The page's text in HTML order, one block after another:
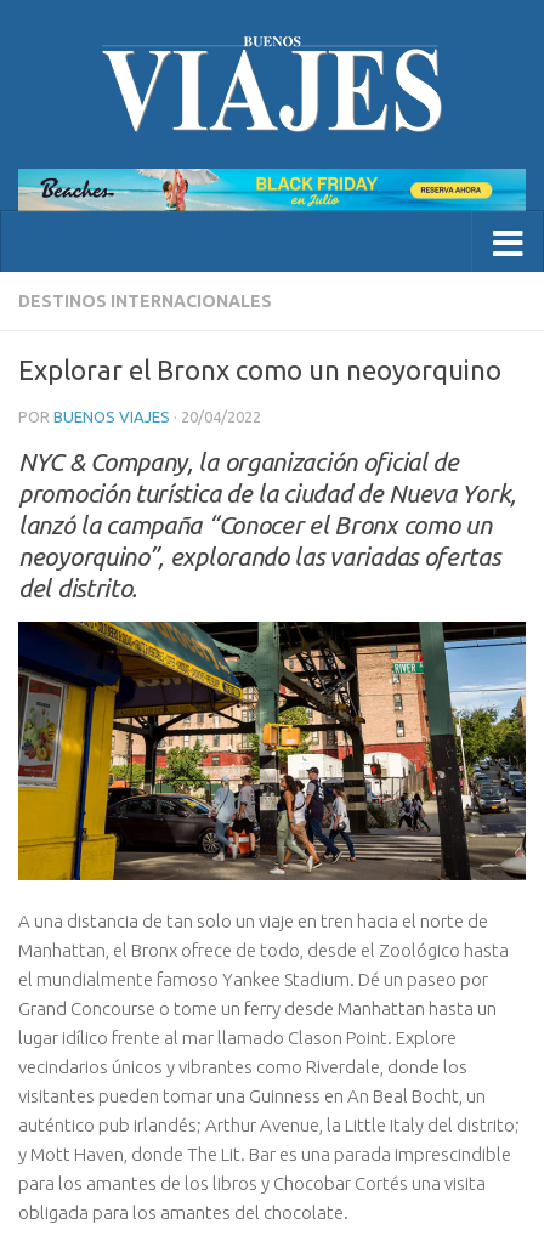
DESTINOS INTERNACIONALES
Explorar el Bronx como un neoyorquino
POR BUENOS VIAJES · 20/04/2022
NYC & Company, la organización oficial de
promoción turística de la ciudad de Nueva York,
lanzó la campaña “Conocer el Bronx como un
neoyorquino”, explorando las variadas ofertas
del distrito.
A una distancia de tan solo un viaje en tren hacia el norte de
Manhattan, el Bronx ofrece de todo, desde el Zoológico hasta
el mundialmente famoso Yankee Stadium. Dé un paseo por
Grand Concourse o tome un ferry desde Manhattan hasta un
lugar idílico frente al mar llamado Clason Point. Explore
vecindarios únicos y vibrantes como Riverdale, donde los
visitantes pueden tomar una Guinness en An Beal Bocht, un
auténtico pub irlandés; Arthur Avenue, la Little Italy del distrito;
y Mott Haven, donde The Lit. Bar es una parada imprescindible
para los amantes de los libros y Chocobar Cortés una visita
obligada para los amantes del chocolate.